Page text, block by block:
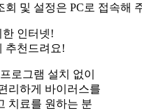
회 및 설정은 PC로 접속해
인터넷!
추천드려요!
로그램 설치 없이
리하게 바이러스를
치료를 원하는 분